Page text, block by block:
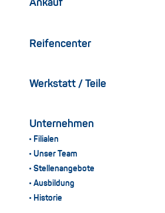
Ankauf
Reifencenter
Werkstatt / Teile
Unternehmen
Filialen
Unser Team
Stellenangebote
Ausbildung
Historie